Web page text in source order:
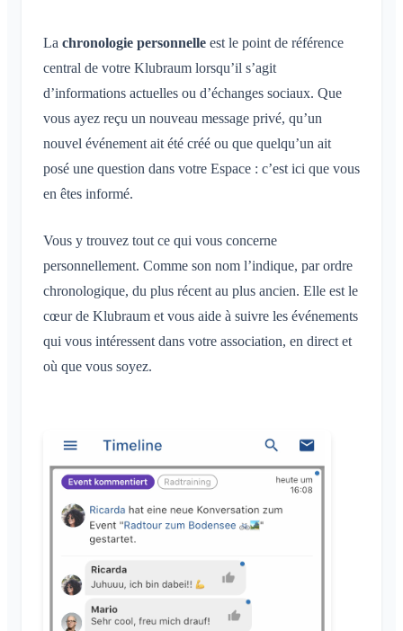
Partage de la position
Calendrier personnel
Synchronisation
Supprimer un message
Espaces
Calendrier
Qu'est-ce qu'un groupe d'espaces ?
Créer un espace
Rejoindre un espace
Quitter un espace
Espace privé
Compte et paramètres
Quitter le Klubraum
Se déconnecter
Modifier le nom
Modifier la photo de profil
Autorisations d'accès de l'application
Fermer le compte
Administration
Démarrage rapide pour les admins
Autorisations
Administrateurs supplémentaires
Renvoyer des invitations
Liste des membres
Supprimer des membres
Admin de l'espace
Fermer le Klubraum
Navigateurs pris en charge
Commentaires
FAQ
La chronologie personnelle est le point de référence
central de votre Klubraum lorsqu’il s’agit
d’informations actuelles ou d’échanges sociaux. Que
vous ayez reçu un nouveau message privé, qu’un
nouvel événement ait été créé ou que quelqu’un ait
posé une question dans votre Espace : c’est ici que vous
en êtes informé.
Vous y trouvez tout ce qui vous concerne
personnellement. Comme son nom l’indique, par ordre
chronologique, du plus récent au plus ancien. Elle est le
cœur de Klubraum et vous aide à suivre les événements
qui vous intéressent dans votre association, en direct et
où que vous soyez.